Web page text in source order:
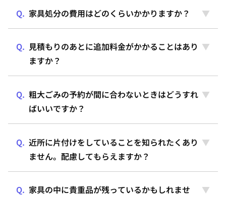
家具処分の費用はどのくらいかかりますか？
見積もりのあとに追加料金がかかることはあり
ますか？
粗大ごみの予約が間に合わないときはどうすれ
ばいいですか？
近所に片付けをしていることを知られたくあり
ません。配慮してもらえますか？
家具の中に貴重品が残っているかもしれませ